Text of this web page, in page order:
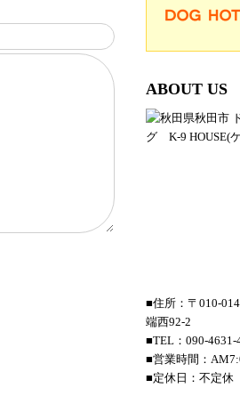
ABOUT US
■住所：〒010-
端西92-2
■TEL：090-4631-
■営業時間：
■定休日：不定